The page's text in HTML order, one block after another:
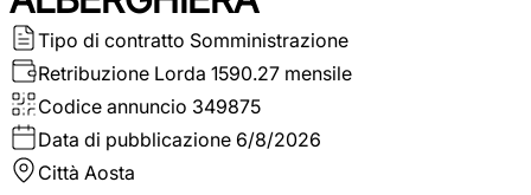
Tipo di contratto Somministrazione
Retribuzione Lorda 1590.27 mensile
Codice annuncio 349875
Data di pubblicazione 6/8/2026
Città Aosta